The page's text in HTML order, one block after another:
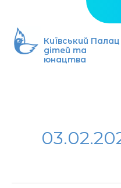
вмісту
Київський Палац
дітей та
юнацтва